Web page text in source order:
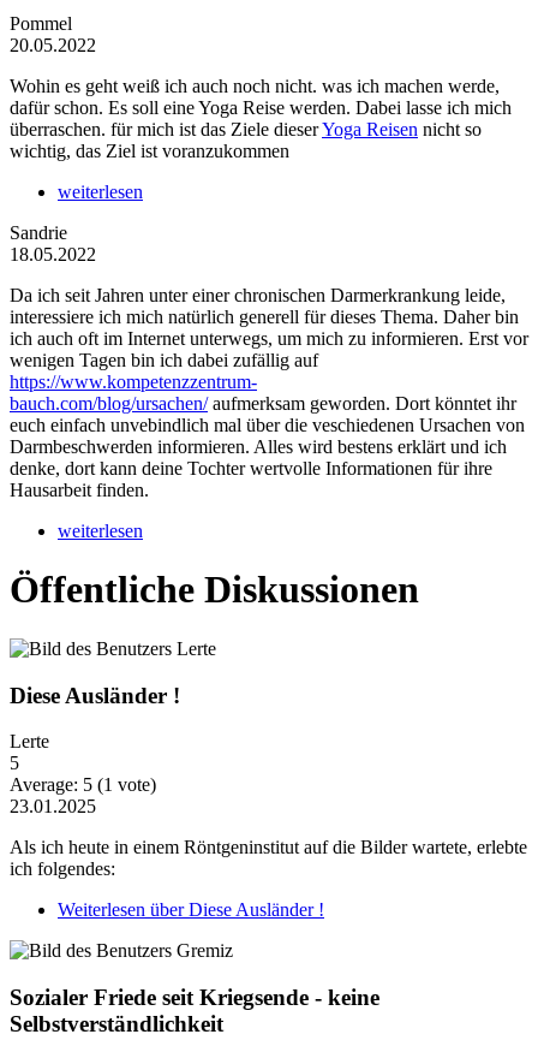
Pommel
20.05.2022
Wohin es geht weiß ich auch noch nicht. was ich machen werde,
dafür schon. Es soll eine Yoga Reise werden. Dabei lasse ich mich
überraschen. für mich ist das Ziele dieserYoga Reisen nicht so
wichtig, das Ziel ist voranzukommen
weiterlesen
Sandrie
18.05.2022
Da ich seit Jahren unter einer chronischen Darmerkrankung leide,
interessiere ich mich natürlich generell für dieses Thema. Daher bin
ich auch oft im Internet unterwegs, um mich zu informieren. Erst vor
wenigen Tagen bin ich dabei zufällig auf
https://www.kompetenzzentrum-
bauch.com/blog/ursachen/aufmerksam geworden. Dort könntet ihr
euch einfach unvebindlich mal über die veschiedenen Ursachen von
Darmbeschwerden informieren. Alles wird bestens erklärt und ich
denke, dort kann deine Tochter wertvolle Informationen für ihre
Hausarbeit finden.
weiterlesen
Öffentliche Diskussionen
Diese Ausländer !
Lerte
5
Average: 5 (1 vote)
23.01.2025
Als ich heute in einem Röntgeninstitut auf die Bilder wartete, erlebte
ich folgendes:
Weiterlesen über Diese Ausländer !
Sozialer Friede seit Kriegsende - keine
Selbstverständlichkeit